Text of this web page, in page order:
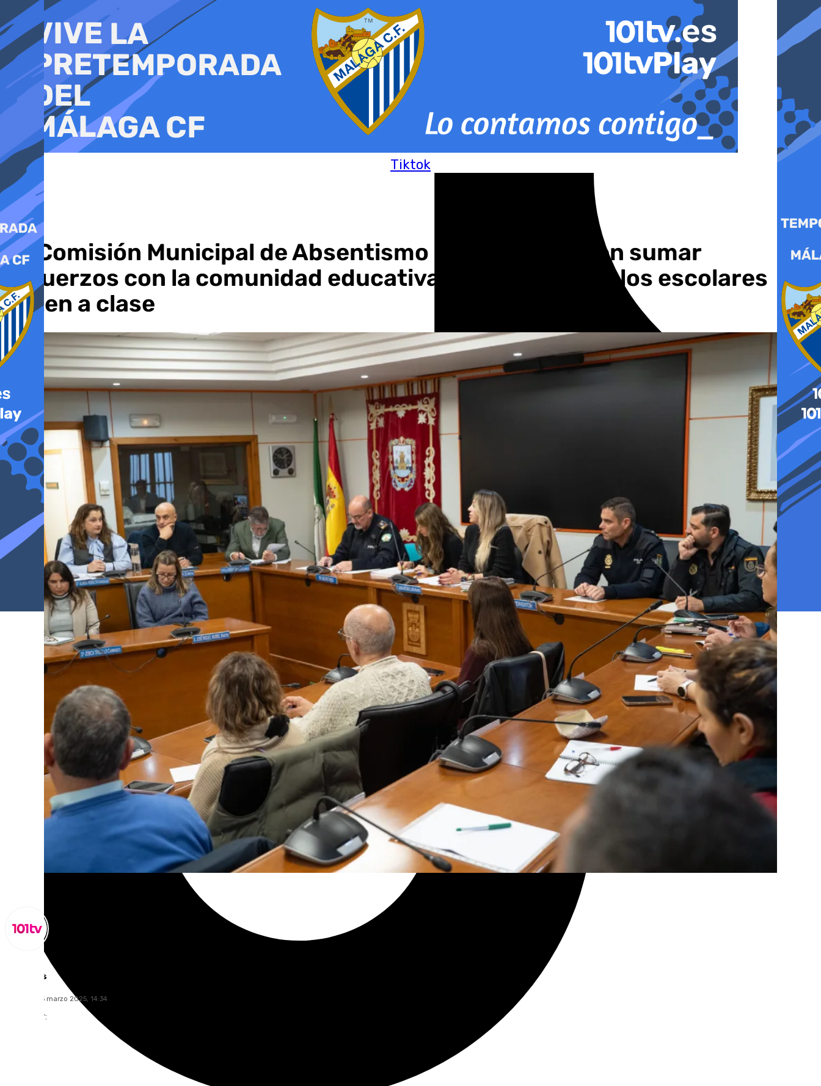
al
contenido
Tiktok
La Comisión Municipal de Absentismo Escolar incide en sumar
esfuerzos con la comunidad educativa para evitar que los escolares
falten a clase
Lynx Devs
miércoles, 5 marzo 2025, 14:34
Compartir: